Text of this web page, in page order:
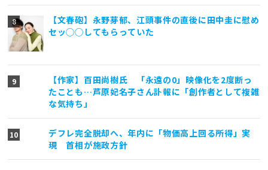
【文春砲】永野芽郁、江頭事件の直後に田中圭に慰め
セッ◯◯してもらっていた
【作家】百田尚樹氏 「永遠の0」映像化を2度断っ
たことも…芦原妃名子さん訃報に「創作者として複雑
な気持ち」
デフレ完全脱却へ、年内に「物価高上回る所得」実
現 首相が施政方針